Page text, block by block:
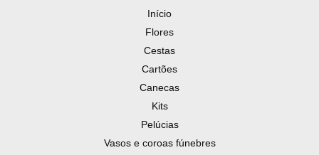
Início
Flores
Cestas
Cartões
Canecas
Kits
Pelúcias
Vasos e coroas fúnebres